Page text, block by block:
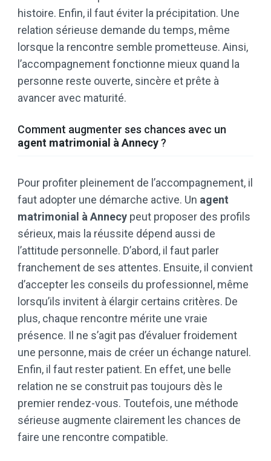
histoire. Enfin, il faut éviter la précipitation. Une
relation sérieuse demande du temps, même
lorsque la rencontre semble prometteuse. Ainsi,
l’accompagnement fonctionne mieux quand la
personne reste ouverte, sincère et prête à
avancer avec maturité.
Comment augmenter ses chances avec un
agent matrimonial à Annecy?
Pour profiter pleinement de l’accompagnement, il
faut adopter une démarche active. Un agent
matrimonial à Annecy peut proposer des profils
sérieux, mais la réussite dépend aussi de
l’attitude personnelle. D’abord, il faut parler
franchement de ses attentes. Ensuite, il convient
d’accepter les conseils du professionnel, même
lorsqu’ils invitent à élargir certains critères. De
plus, chaque rencontre mérite une vraie
présence. Il ne s’agit pas d’évaluer froidement
une personne, mais de créer un échange naturel.
Enfin, il faut rester patient. En effet, une belle
relation ne se construit pas toujours dès le
premier rendez-vous. Toutefois, une méthode
sérieuse augmente clairement les chances de
faire une rencontre compatible.